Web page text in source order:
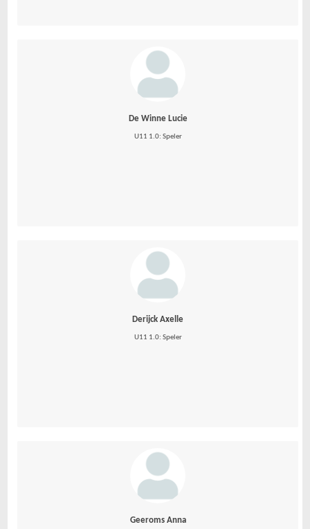
De Winne Lucie
U11 1.0: Speler
Derijck Axelle
U11 1.0: Speler
Geeroms Anna